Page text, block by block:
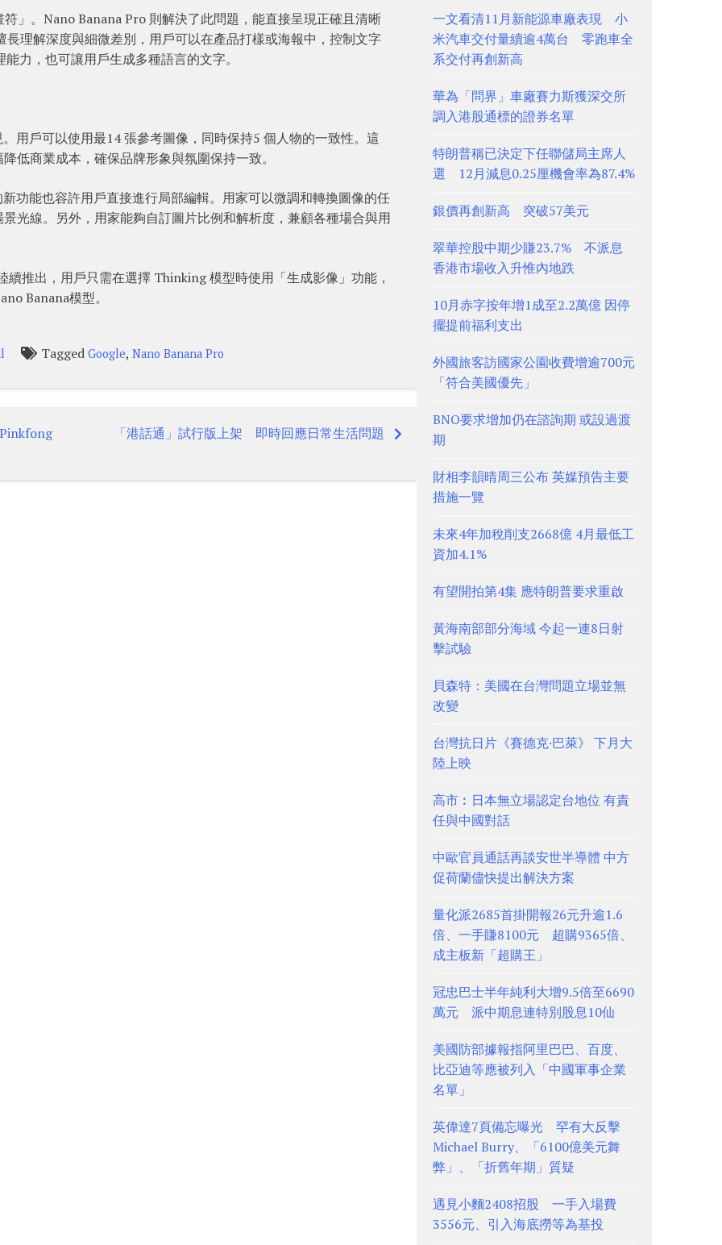
」。Nano Banana Pro 則解決了此問題，能直接呈現正確且清晰
理解深度與細微差別，用戶可以在產品打樣或海報中，控制文字
力，也可讓用戶生成多種語言的文字。
用戶可以使用最14 張參考圖像，同時保持5 個人物的一致性。這
低商業成本，確保品牌形象與氛圍保持一致。
功能也容許用戶直接進行局部編輯。用家可以微調和轉換圖像的任
光線。另外，用家能夠自訂圖片比例和解析度，兼顧各種場合與用
推出，用戶只需在選擇 Thinking 模型時使用「生成影像」功能，
Banana模型。
Tagged Google, Nano Banana Pro
「港話通」試行版上架 即時回應日常生活問題
一文看清11月新能源車廠表現 小
米汽車交付量續逾4萬台 零跑車全
系交付再創新高
華為「問界」車廠賽力斯獲深交所
調入港股通標的證券名單
特朗普稱已決定下任聯儲局主席人
選 12月減息0.25厘機會率為87.4%
銀價再創新高 突破57美元
翠華控股中期少賺23.7% 不派息
香港市場收入升惟內地跌
10月赤字按年增1成至2.2萬億 因停
擺提前福利支出
外國旅客訪國家公園收費增逾700元
「符合美國優先」
BNO要求增加仍在諮詢期 或設過渡
期
財相李韻晴周三公布 英媒預告主要
措施一覽
未來4年加稅削支2668億 4月最低工
資加4.1%
有望開拍第4集 應特朗普要求重啟
黃海南部部分海域 今起一連8日射
擊試驗
貝森特：美國在台灣問題立場並無
改變
台灣抗日片《賽德克·巴萊》 下月大
陸上映
高市︰日本無立場認定台地位 有責
任與中國對話
中歐官員通話再談安世半導體 中方
促荷蘭儘快提出解決方案
量化派2685首掛開報26元升逾1.6
倍、一手賺8100元 超購9365倍、
成主板新「超購王」
冠忠巴士半年純利大增9.5倍至6690
萬元 派中期息連特別股息10仙
美國防部據報指阿里巴巴、百度、
比亞迪等應被列入「中國軍事企業
名單」
英偉達7頁備忘曝光 罕有大反擊
Michael Burry、「6100億美元舞
弊」、「折舊年期」質疑
遇見小麵2408招股 一手入場費
3556元、引入海底撈等為基投